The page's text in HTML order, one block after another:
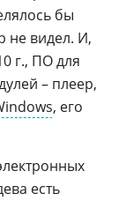
бы
не видел. И,
г., ПО для
– плеер,
, его
есть